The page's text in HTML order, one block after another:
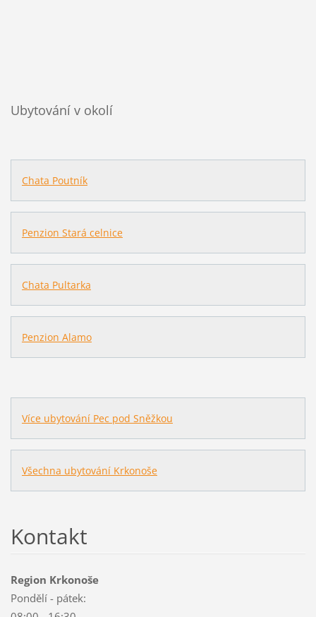
Ubytování v okolí
Chata Poutník
Penzion Stará celnice
Chata Pultarka
Penzion Alamo
Více ubytování Pec pod Sněžkou
Všechna ubytování Krkonoše
Kontakt
Region Krkonoše
Pondělí - pátek: